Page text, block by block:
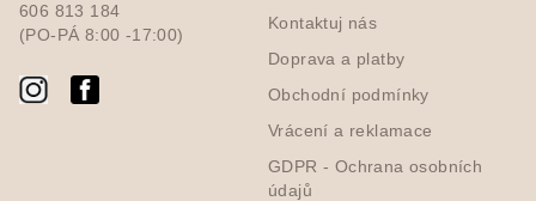
606 813 184
(PO-PÁ 8:00 -17:00)
Kontaktuj nás
Doprava a platby
Obchodní podmínky
Vrácení a reklamace
GDPR - Ochrana osobních
údajů